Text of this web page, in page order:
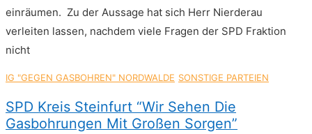
hier
hoffnungslos
einräumen. Zu der Aussage hat sich Herr Nierderau
verleiten lassen, nachdem viele Fragen der SPD Fraktion
nicht
IG "GEGEN GASBOHREN" NORDWALDE SONSTIGE PARTEIEN
SPD Kreis Steinfurt “Wir Sehen Die
Gasbohrungen Mit Großen Sorgen”